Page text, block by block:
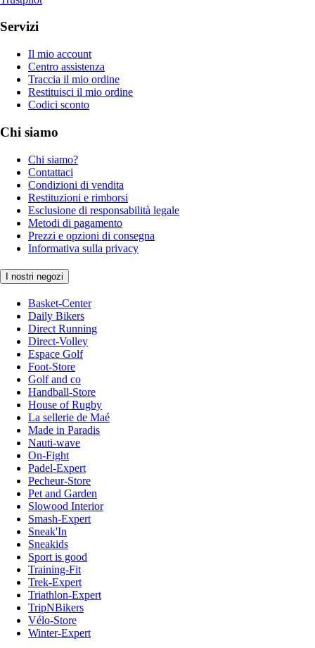
Servizi
Il mio account
Centro assistenza
Traccia il mio ordine
Restituisci il mio ordine
Codici sconto
Chi siamo
Chi siamo?
Contattaci
Condizioni di vendita
Restituzioni e rimborsi
Esclusione di responsabilità legale
Metodi di pagamento
Prezzi e opzioni di consegna
Informativa sulla privacy
I nostri negozi
Basket-Center
Daily Bikers
Direct Running
Direct-Volley
Espace Golf
Foot-Store
Golf and co
Handball-Store
House of Rugby
La sellerie de Maé
Made in Paradis
Nauti-wave
On-Fight
Padel-Expert
Pecheur-Store
Pet and Garden
Slowood Interior
Smash-Expert
Sneak'In
Sneakids
Sport is good
Training-Fit
Trek-Expert
Triathlon-Expert
TripNBikers
Vélo-Store
Winter-Expert